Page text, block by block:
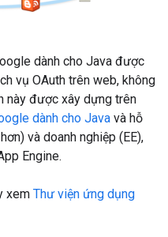
dành cho Java được
vụ OAuth trên web, không
này được xây dựng trên
dành cho Java và hỗ
và doanh nghiệp (EE),
Engine.
xem Thư viện ứng dụng